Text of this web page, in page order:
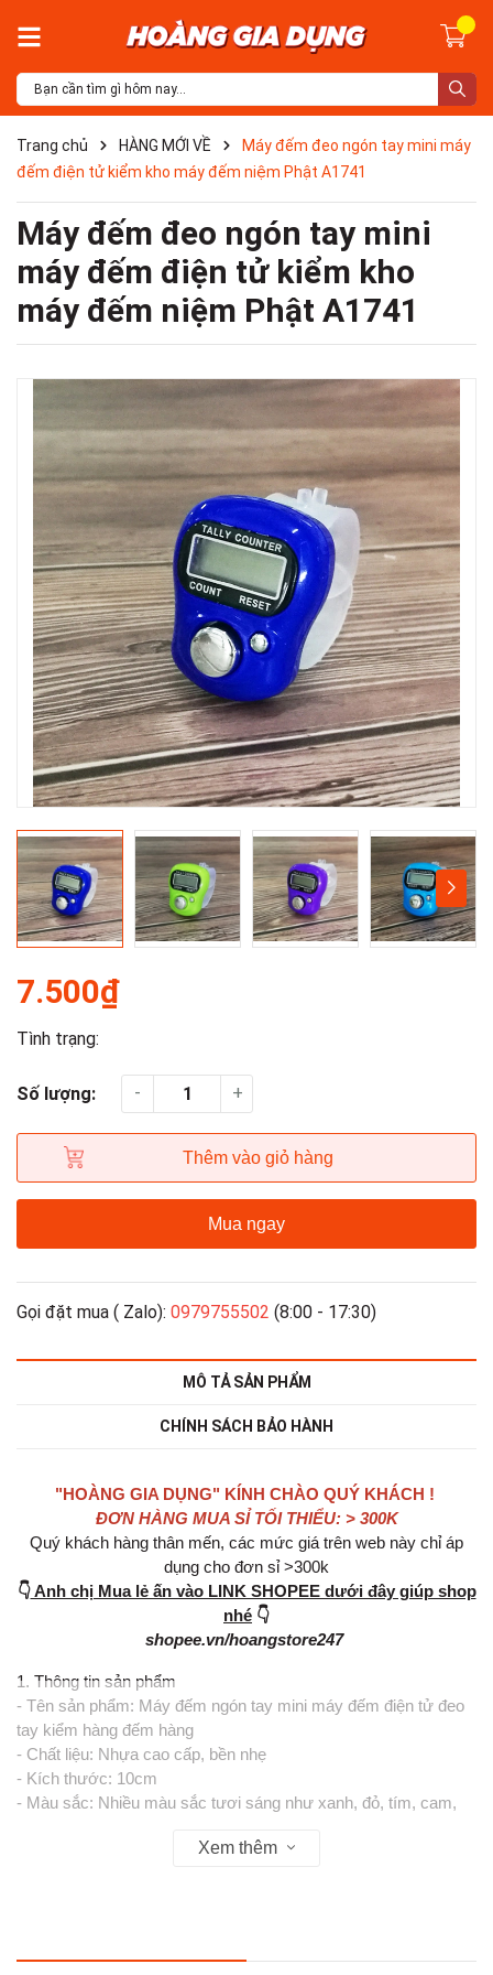
Trang chủ HÀNG MỚI VỀ
Máy đếm đeo ngón tay mini máy
đếm điện tử kiểm kho máy đếm niệm Phật A1741
Máy đếm đeo ngón tay mini
máy đếm điện tử kiểm kho
máy đếm niệm Phật A1741
7.500₫
Tình trạng:
Số lượng: - +
Thêm vào giỏ hàng
Mua ngay
Gọi đặt mua ( Zalo): 0979755502 (8:00 - 17:30)
MÔ TẢ SẢN PHẨM
CHÍNH SÁCH BẢO HÀNH
"HOÀNG GIA DỤNG" KÍNH CHÀO QUÝ KHÁCH !
ĐƠN HÀNG MUA SỈ TỐI THIỂU: > 300K
Quý khách hàng thân mến, các mức giá trên web này chỉ áp
dụng cho đơn sỉ >300k
👇Anh chị Mua lẻ ấn vào LINK SHOPEE dưới đây giúp shop
nhé 👇
shopee.vn/hoangstore247
1. Thông tin sản phẩm
- Tên sản phẩm: Máy đếm ngón tay mini máy đếm điện tử đeo
tay kiểm hàng đếm hàng
- Chất liệu: Nhựa cao cấp, bền nhẹ
- Kích thước: 10cm
- Màu sắc: Nhiều màu sắc tươi sáng như xanh, đỏ, tím, cam,
- Thiết kế nhỏ gọn, có dây đeo tiện lợi giúp cố định vào ngón tay
- Có nút đếm (COUNT) và nút xóa (RESET) tiện lợi và dễ thao
Xem thêm